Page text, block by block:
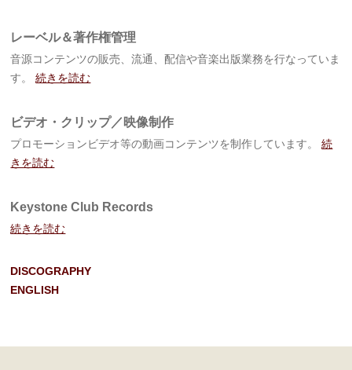
レーベル＆著作権管理
音源コンテンツの販売、流通、配信や音楽出版業務を行なっていま
す。続きを読む
ビデオ・クリップ／映像制作
プロモーションビデオ等の動画コンテンツを制作しています。続
きを読む
Keystone Club Records
続きを読む
DISCOGRAPHY
ENGLISH